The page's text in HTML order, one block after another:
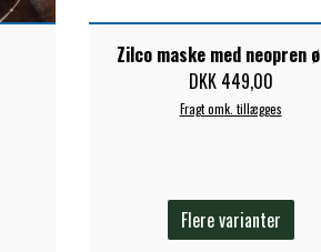
Zilco maske med neopren
DKK 449,00
Fragt omk. tillægges
Flere varianter